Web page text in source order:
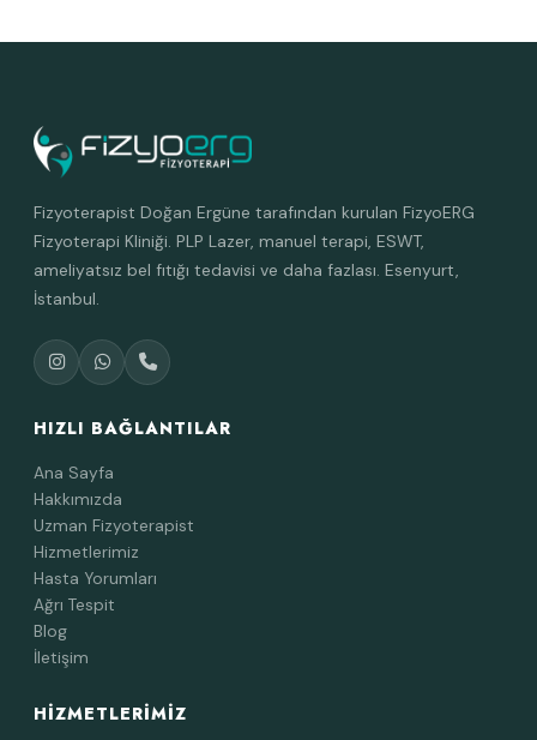
Fizyoterapist Doğan Ergüne tarafından kurulan FizyoERG
Fizyoterapi Kliniği. PLP Lazer, manuel terapi, ESWT,
ameliyatsız bel fıtığı tedavisi ve daha fazlası. Esenyurt,
İstanbul.
HIZLI BAĞLANTILAR
Ana Sayfa
Hakkımızda
Uzman Fizyoterapist
Hizmetlerimiz
Hasta Yorumları
Ağrı Tespit
Blog
İletişim
HIZMETLERIMIZ